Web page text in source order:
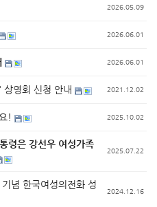
2026.05.09
2026.06.01
2026.06.01
영회 신청 안내 2021.12.02
! 2025.10.02
령은 강선우 여성가족
2025.07.22
념 한국여성의전화 성
2024.12.16